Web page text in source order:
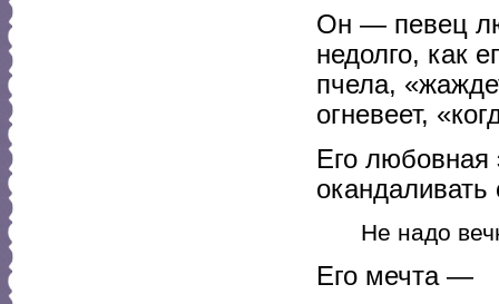
Он — певец
недолго, как
пчела,
огневеет,
Его любовная
окандаливать
Не надо
Его мечта —